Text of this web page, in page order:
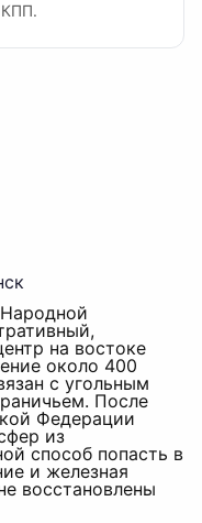
КПП.
на востоке
около 400
с угольным
После
Федерации
из
способ попасть в
и железная
восстановлены